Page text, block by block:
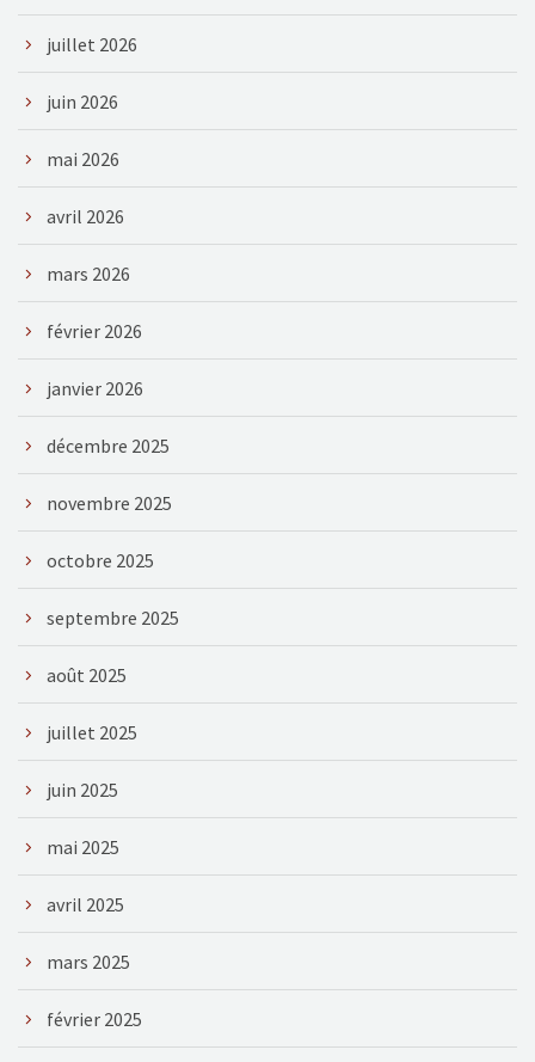
juillet 2026
juin 2026
mai 2026
avril 2026
mars 2026
février 2026
janvier 2026
décembre 2025
novembre 2025
octobre 2025
septembre 2025
août 2025
juillet 2025
juin 2025
mai 2025
avril 2025
mars 2025
février 2025